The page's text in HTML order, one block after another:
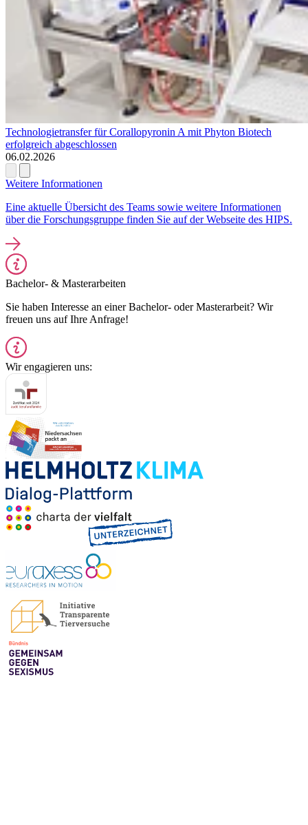
Technologietransfer für Corallopyronin A mit Phyton Biotech
erfolgreich abgeschlossen
06.02.2026
Weitere Informationen
Eine aktuelle Übersicht des Teams sowie weitere Informationen
über die Forschungsgruppe finden Sie auf der Webseite des HIPS.
Bachelor- & Masterarbeiten
Sie haben Interesse an einer Bachelor- oder Masterarbeit? Wir
freuen uns auf Ihre Anfrage!
Wir engagieren uns: